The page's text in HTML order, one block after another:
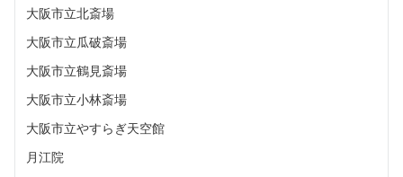
大阪市立北斎場
大阪市立瓜破斎場
大阪市立鶴見斎場
大阪市立小林斎場
大阪市立やすらぎ天空館
月江院